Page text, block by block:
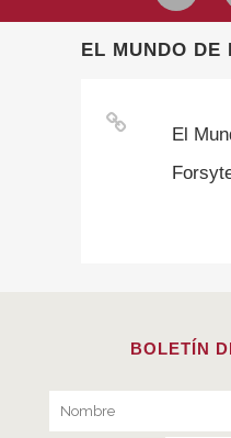
EL MUNDO DE
El
BOLETÍN